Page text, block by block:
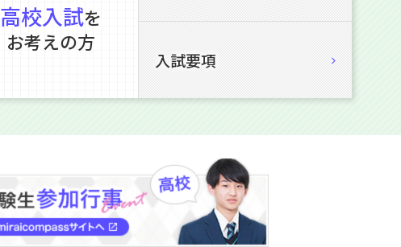
高校入試を
お考えの方
入試要項